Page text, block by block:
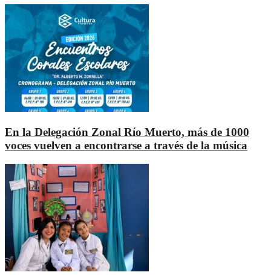
En la Delegación Zonal Río Muerto, más de 1000
voces vuelven a encontrarse a través de la música